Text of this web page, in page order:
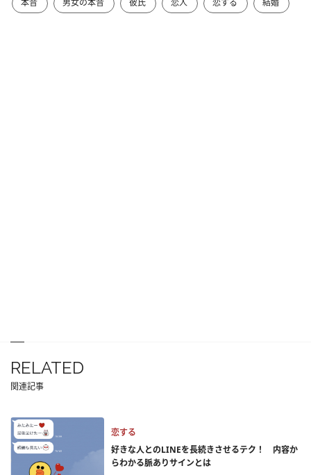
RELATED
関連記事
恋する
好きな人とのLINEを長続きさせるテク！ 内容か
らわかる脈ありサインとは